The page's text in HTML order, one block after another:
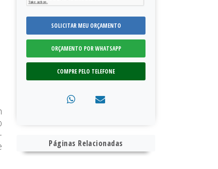
SOLICITAR MEU ORÇAMENTO
ORÇAMENTO POR WHATSAPP
COMPRE PELO TELEFONE
Páginas Relacionadas